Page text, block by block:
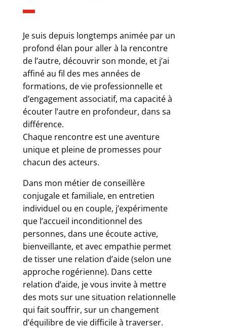
Je suis depuis longtemps animée par un
profond élan pour aller à la rencontre
de l’autre, découvrir son monde, et j’ai
affiné au fil des mes années de
formations, de vie professionnelle et
d’engagement associatif, ma capacité à
écouter l’autre en profondeur, dans sa
différence.
Chaque rencontre est une aventure
unique et pleine de promesses pour
chacun des acteurs.
Dans mon métier de conseillère
conjugale et familiale, en entretien
individuel ou en couple, j’expérimente
que l’accueil inconditionnel des
personnes, dans une écoute active,
bienveillante, et avec empathie permet
de tisser une relation d’aide (selon une
approche rogérienne). Dans cette
relation d’aide, je vous invite à mettre
des mots sur une situation relationnelle
qui fait souffrir, sur un changement
d’équilibre de vie difficile à traverser.